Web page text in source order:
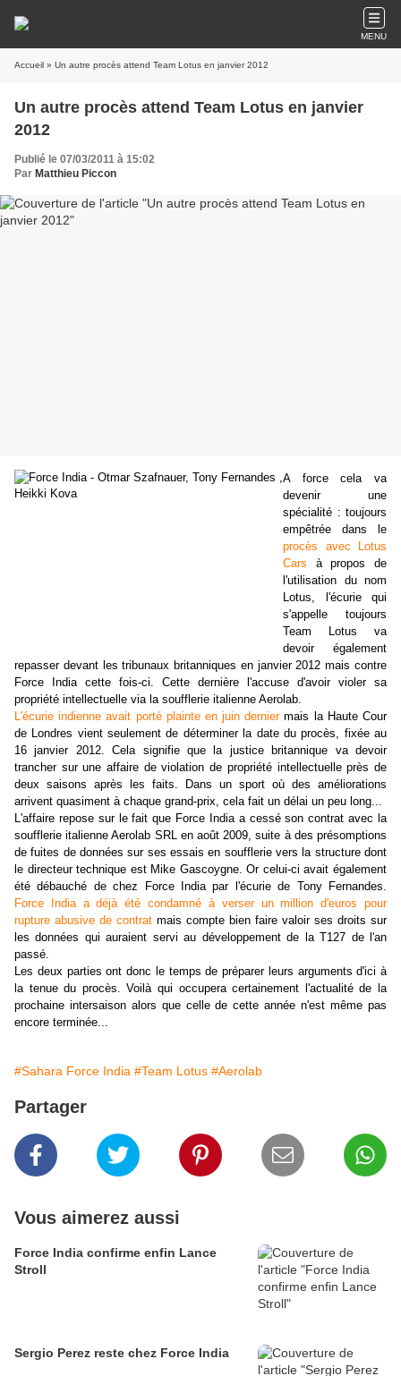
MENU
Accueil » Un autre procès attend Team Lotus en janvier 2012
Un autre procès attend Team Lotus en janvier
2012
Publié le 07/03/2011 à 15:02
Par Matthieu Piccon
A force cela va
devenir une
spécialité : toujours
empêtrée dans le
procès avec Lotus
Cars à propos de
l'utilisation du nom
Lotus, l'écurie qui
s'appelle toujours
Team Lotus va
devoir également
repasser devant les tribunaux britanniques en janvier 2012 mais contre
Force India cette fois-ci. Cette dernière l'accuse d'avoir violer sa
propriété intellectuelle via la soufflerie italienne Aerolab.
L'écurie indienne avait porté plainte en juin derniermais la Haute Cour
de Londres vient seulement de déterminer la date du procès, fixée au
16 janvier 2012. Cela signifie que la justice britannique va devoir
trancher sur une affaire de violation de propriété intellectuelle près de
deux saisons après les faits. Dans un sport où des améliorations
arrivent quasiment à chaque grand-prix, cela fait un délai un peu long...
L'affaire repose sur le fait que Force India a cessé son contrat avec la
soufflerie italienne Aerolab SRL en août 2009, suite à des présomptions
de fuites de données sur ses essais en soufflerie vers la structure dont
le directeur technique est Mike Gascoygne. Or celui-ci avait également
été débauché de chez Force India par l'écurie de Tony Fernandes.
Force India a déjà été condamné à verser un million d'euros pour
rupture abusive de contrat mais compte bien faire valoir ses droits sur
les données qui auraient servi au développement de la T127 de l'an
passé.
Les deux parties ont donc le temps de préparer leurs arguments d'ici à
la tenue du procès. Voilà qui occupera certainement l'actualité de la
prochaine intersaison alors que celle de cette année n'est même pas
encore terminée...
#Sahara Force India #Team Lotus #Aerolab
Partager
Vous aimerez aussi
Force India confirme enfin Lance
Stroll
Sergio Perez reste chez Force India